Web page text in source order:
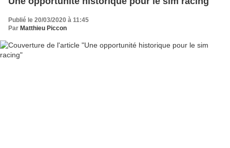
Publié le 20/03/2020 à 11:45
Par Matthieu Piccon